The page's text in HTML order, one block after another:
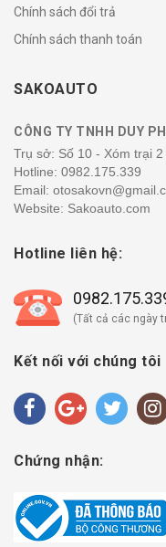
Chính sách đổi trả
Chính sách thanh toán
SAKOAUTO
CÔNG TY TNHH DUY
Trụ sở: Số 10 - Xóm trại
Hotline: 0982.175.339
Email:
Website: Sakoauto.com
Hotline liên hệ:
(Tất cả các ngày
Kết nối với chúng tôi
Chứng nhận: